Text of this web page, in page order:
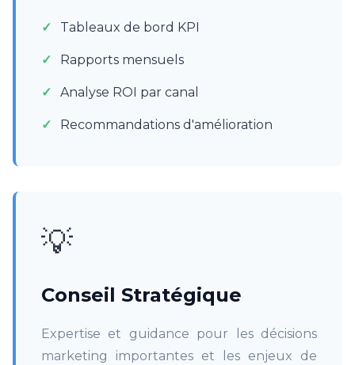
Tableaux de bord KPI
Rapports mensuels
Analyse ROI par canal
Recommandations d'amélioration
💡
Conseil Stratégique
Expertise et guidance pour les décisions
marketing importantes et les enjeux de